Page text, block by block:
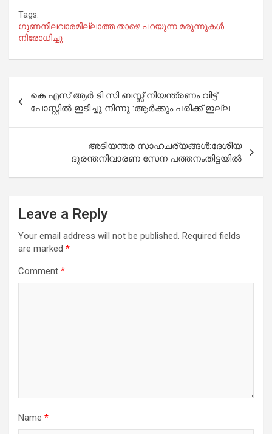
Tags:
ഗുണനിലവാരമില്ലാത്ത താഴെ പറയുന്ന മരുന്നുകൾ
നിരോധിച്ചു
navigation
കെ എസ് ആര്‍ ടി സി ബസ്സ്‌ നിയന്ത്രണം വിട്ട്
പോസ്റ്റില്‍ ഇടിച്ചു നിന്നു :ആര്‍ക്കും പരിക്ക് ഇല്ല
അടിയന്തര സാഹചര്യങ്ങള്‍:ദേശീയ
ദുരന്തനിവാരണ സേന പത്തനംതിട്ടയില്‍
Leave a Reply
Your email address will not be published. Required fields
are marked *
Comment *
Name *